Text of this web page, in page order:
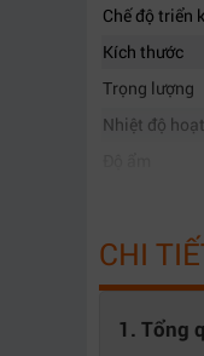
Chế độ triển
Kích thước
Trọng lượng
Nhiệt độ
CHI
1. Tổng